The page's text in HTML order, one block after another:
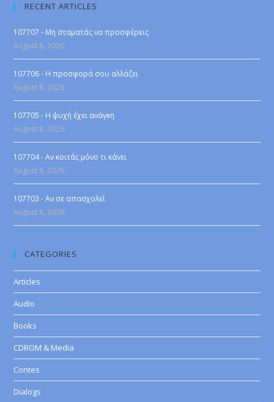
RECENT ARTICLES
107707 - Μη σταματάς να προσφέρεις
August 8, 2026
107706 - Η προσφορά σου αλλάζει
August 8, 2026
107705 - Η ψυχή έχει ανάγκη
August 8, 2026
107704 - Αν κοιτάς μόνο τι κάνει
August 8, 2026
107703 - Αν σε απασχολεί
August 8, 2026
CATEGORIES
Articles
Audio
Books
CDROM & Media
Contes
Dialogs